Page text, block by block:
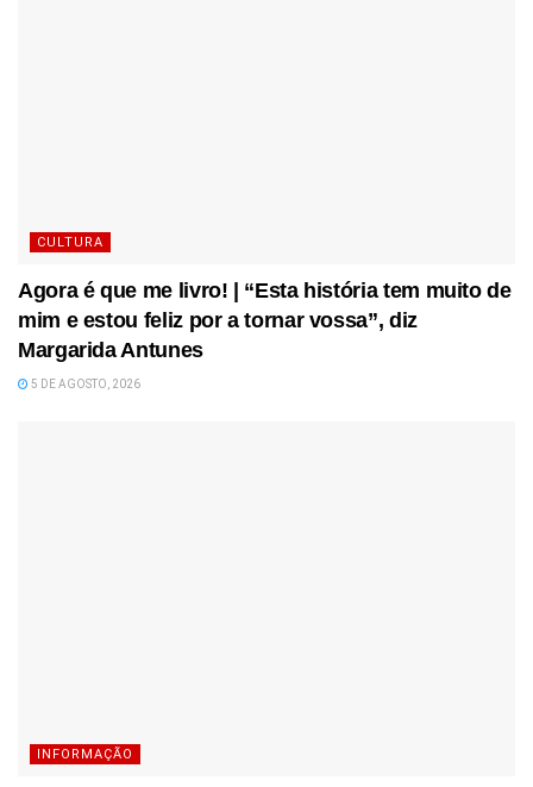
CULTURA
Agora é que me livro! | “Esta história tem muito de
mim e estou feliz por a tornar vossa”, diz
Margarida Antunes
5 DE AGOSTO, 2026
INFORMAÇÃO